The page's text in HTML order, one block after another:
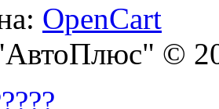
OpenCart
©